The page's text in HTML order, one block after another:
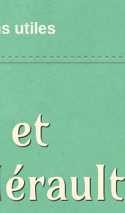
utiles